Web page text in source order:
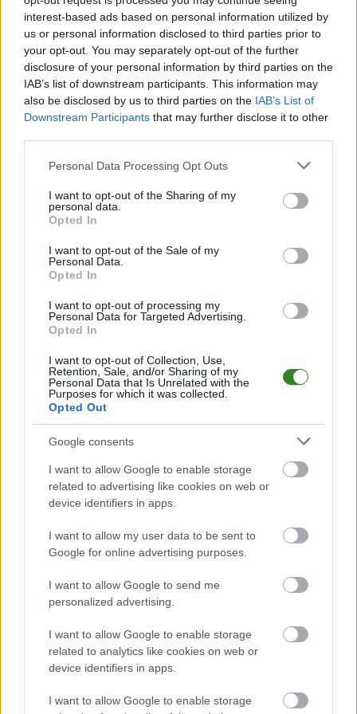
interest-based ads based on personal information utilized by
us or personal information disclosed to third parties prior to
your opt-out. You may separately opt-out of the further
disclosure of your personal information by third parties on the
IAB’s list of downstream participants. This information may
also be disclosed by us to third parties on the IAB’s List of
Downstream Participants that may further disclose it to other
Please note that this website/app uses one or more Google
not limited to your visit or usage behaviour. You may click to
grant or deny consent to Google and its third-party tags to
use your data for below specified purposes in below Google
consent section.
Personal Data Processing Opt Outs
I want to opt-out of the Sharing of my
personal data.
Opted In
I want to opt-out of the Sale of my
Personal Data.
Opted In
I want to opt-out of processing my
Personal Data for Targeted Advertising.
Opted In
I want to opt-out of Collection, Use,
Retention, Sale, and/or Sharing of my
Personal Data that Is Unrelated with the
Purposes for which it was collected.
Opted Out
Google consents
I want to allow Google to enable storage
related to advertising like cookies on web or
device identifiers in apps.
I want to allow my user data to be sent to
Google for online advertising purposes.
I want to allow Google to send me
personalized advertising.
I want to allow Google to enable storage
related to analytics like cookies on web or
device identifiers in apps.
I want to allow Google to enable storage
Po zakończeniu spotkania automatycznie publikujemyoficjalny wynik
spotkania, a także dane meczowe, jeśli są dostępne.
Pełny harmonogram rozgrywek dostępny jest tutaj:Jarosław > Klasa A
Przeworsk - terminarz.
Informacje o składach i strzelcach
W miarę dostępności danych, publikujemyskłady wyjściowe,
aktualizujemy zależnie od poziomu ligi i dostępnych źródeł.
Śledź mecze swojej drużyny
Jeśli jesteś kibicem klubu Orzeł II Przeworsk lub MKS Kańczuga - zaglądaj
tutaj częściej. Nasz serwis regularnie dostarcza informacje o terminach
meczów, wynikach, transferach i newsach klubowych
piłkarskichw województwie. Sprawdź nasze relacje, śledź ulubioną ligę i
bądź na bieżąco z wydarzeniami z boisk!
Orzeł II Przeworsk - MKS Kańczugaodbędzie się w ramach 18.
kolejki - Jarosław > Klasa A Przeworsk. Spotkanie zostanie rozegrane w
Orzeł II Przeworskprzystępuje do tego spotkania w roli gospodarza.
Jak drużyna radzi sobie w sezonie 2025/2026 rozgrywek Jarosław > Klasa
A Przeworsk przed własną publicznością? Na tej stronie możecie
zobaczyć tabelę uwzględniającą tylko mecze u siebie. W tabeli biorącej
pod uwagę tylko mecze wyjazdowe możecie natomiast sprawdzić jak
spisuje się klubMKS Kańczuga
Jarosław > Klasa A Przeworsk - sytuacja w tabeli
Przed meczami 18. kolejki - Jarosław > Klasa A Przeworsk gospodarze
(Orzeł II Przeworsk) zajmują9. miejsce
Poniżej znajdziesz także ostatnie mecze obu drużyn oraz statystyki
bramkowe.
Orzeł II Przeworsk vs. MKS Kańczuga - relacja, wynik na żywo,
transmisja
Wynik meczu Orzeł II Przeworsk - MKS Kańczuga znajdziesz na naszej
stronie zaraz po jego zakończeniu. Jeżeli szukasz informacji meczowych,
zajrzyj tutaj:Orzeł II Przeworsk vs. MKS Kańczuga - wynik, składy,
strzelcy
Jeżeli w internecie lub TV dostępna jest
albo innych spotkań Jarosław >
Klasa A Przeworsk na pewno znajdziesz takie informacje na naszym